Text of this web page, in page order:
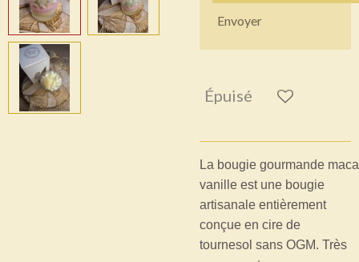
Envoyer
Épuisé
La bougie gourmande
vanille est une bougie
artisanale entièrement
conçue en cire de
tournesol sans OGM. Très